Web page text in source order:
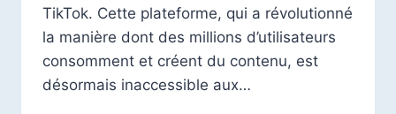
TikTok. Cette plateforme, qui a révolutionné
la manière dont des millions d’utilisateurs
consomment et créent du contenu, est
désormais inaccessible aux…